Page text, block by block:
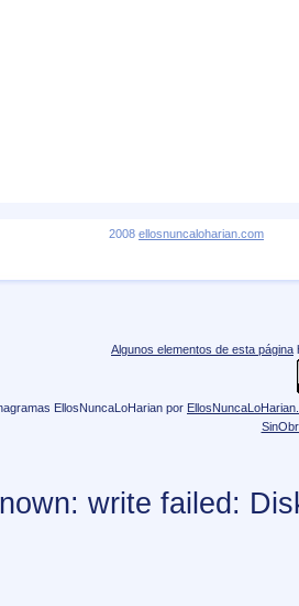
2008 ellosnuncaloharian.com
Algunos elementos de esta página
EllosNuncaLoHarian por
write failed: